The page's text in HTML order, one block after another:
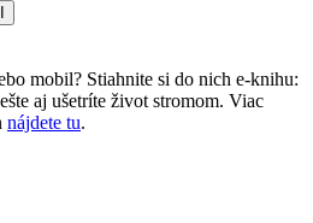
mobil? Stiahnite si do nich e-knihu:
aj ušetríte život stromom. Viac
nájdete tu.